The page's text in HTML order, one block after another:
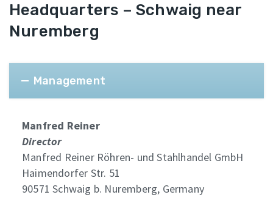
Headquarters – Schwaig near
Nuremberg
Management
Manfred Reiner
Director
Manfred Reiner Röhren- und Stahlhandel GmbH
Haimendorfer Str. 51
90571 Schwaig b. Nuremberg, Germany